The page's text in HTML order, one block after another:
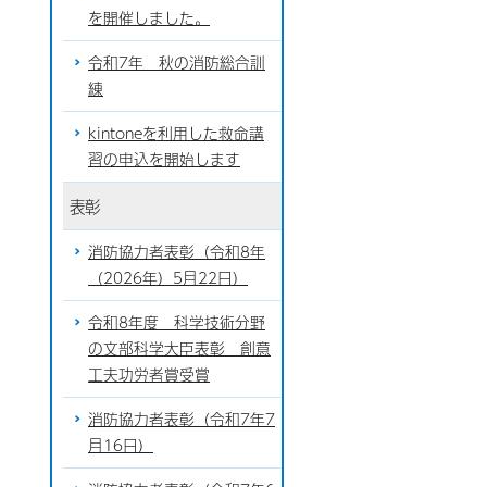
を開催しました。
令和7年 秋の消防総合訓
練
kintoneを利用した救命講
習の申込を開始します
表彰
消防協力者表彰（令和8年
（2026年）5月22日）
令和8年度 科学技術分野
の文部科学大臣表彰 創意
工夫功労者賞受賞
消防協力者表彰（令和7年7
月16日）